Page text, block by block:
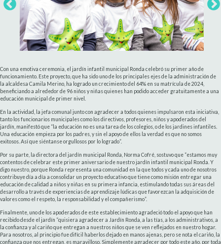
Con una emotiva ceremonia, el jardín infantil municipal Ronda celebró su primer año de
funcionamiento. Este proyecto, que ha sido uno de los principales ejes de la administración de
la alcaldesa Camila Merino, ha logrado un crecimiento del 64% en su matrícula de 2024,
beneficiando a alrededor de 96 niños y niñas quienes han podido acceder gratuitamente a una
educación municipal de primer nivel.
En la actividad, la jefa comunal junto con agradecer a todos quienes impulsaron esta iniciativa,
tanto los funcionarios municipales como los directivos, profesores, niños y apoderados del
jardín, manifestó que “la educación no es una tarea de los colegios, o de los jardines infantiles.
Una educación empieza por los padres, y sin el apoyo de ellos la verdad es que no somos
exitosos. Así que siéntanse orgullosos por lo logrado”.
Por su parte, la directora del jardín municipal Ronda, Norma Cofré, sostuvo que “estamos muy
contentos de celebrar este primer aniversario de nuestro jardín infantil municipal Ronda. Y
digo nuestro, porque Ronda representa una comunidad en la que todos y cada uno de nosotros
contribuye día a día a consolidar un proyecto educativo que tiene como misión entregar una
educación de calidad a niños y niñas en su primera infancia, estimulando todas sus áreas del
desarrollo a través de experiencias de aprendizaje lúdicas que favorezcan la adquisición de
valores como el respeto, la responsabilidad y el compañerismo”.
Finalmente, uno de los apoderados de este establecimiento agradeció todo el apoyo que han
recibido desde el jardín “quisiera agradecer a Jardín Ronda, a las tías, a los administrativos, a
la confianza y al cariño que entregan a nuestros niños que se ven reflejados en nuestro hogar.
Para nosotros, al principio fue difícil haberlos dejado en manos ajenas, pero se nota el cariño, la
confianza que nos entregan, es maravilloso. Simplemente agradecer por todo este año, por toda